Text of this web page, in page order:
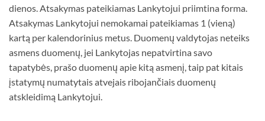
dienos. Atsakymas pateikiamas Lankytojui priimtina forma.
Atsakymas Lankytojui nemokamai pateikiamas 1 (vieną)
kartą per kalendorinius metus. Duomenų valdytojas neteiks
asmens duomenų, jei Lankytojas nepatvirtina savo
tapatybės, prašo duomenų apie kitą asmenį, taip pat kitais
įstatymų numatytais atvejais ribojančiais duomenų
atskleidimą Lankytojui.